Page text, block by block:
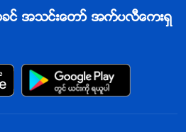
ခင္ အသင္းေတာ္ အက္ပလီေကးရွ